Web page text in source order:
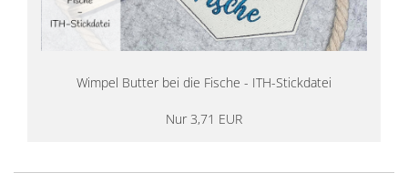
Wimpel Butter bei die Fische - ITH-Stickdatei
Nur 3,71 EUR